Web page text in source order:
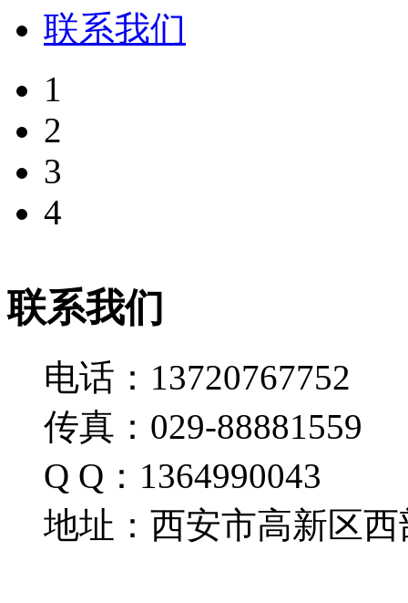
联系我们
1
2
3
4
联系我们
电话：13720767752
传真：029-88881559
Q Q：1364990043
地址：西安市高新区西